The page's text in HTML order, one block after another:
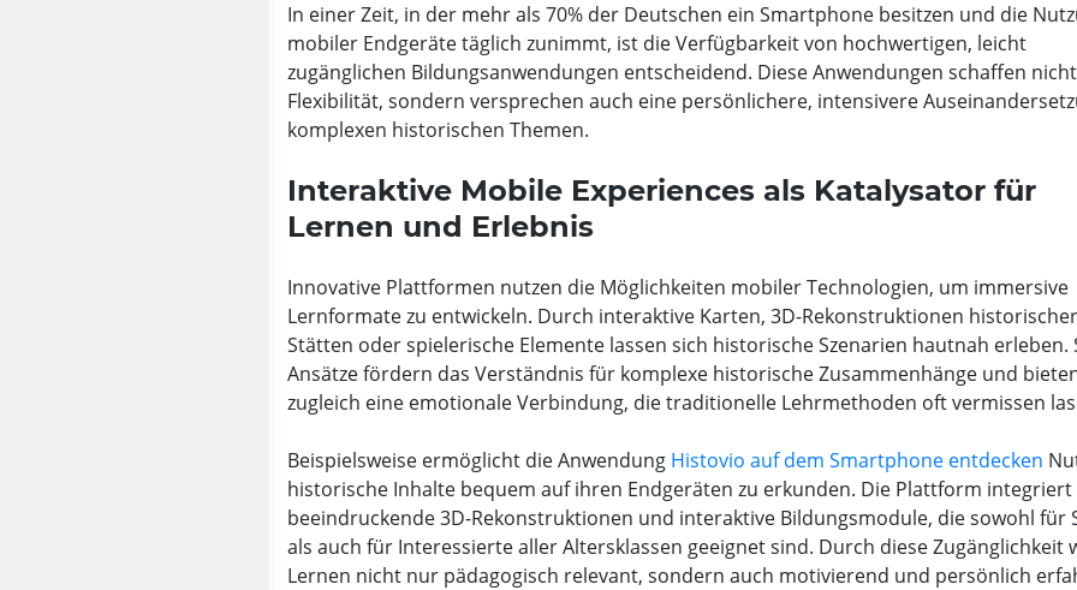
In einer Zeit, in der mehr als 70% der Deutschen ein Smartphone besitzen und die
mobiler Endgeräte täglich zunimmt, ist die Verfügbarkeit von hochwertigen, leicht
zugänglichen Bildungsanwendungen entscheidend. Diese Anwendungen schaffen
Flexibilität, sondern versprechen auch eine persönlichere, intensivere
komplexen historischen Themen.
Interaktive Mobile Experiences als Katalysator für
Lernen und Erlebnis
Innovative Plattformen nutzen die Möglichkeiten mobiler Technologien, um immersive
Lernformate zu entwickeln. Durch interaktive Karten, 3D-Rekonstruktionen historischer
Stätten oder spielerische Elemente lassen sich historische Szenarien hautnah erleben.
Ansätze fördern das Verständnis für komplexe historische Zusammenhänge und
zugleich eine emotionale Verbindung, die traditionelle Lehrmethoden oft vermissen
Beispielsweise ermöglicht die Anwendung Histovio auf dem Smartphone entdecken
historische Inhalte bequem auf ihren Endgeräten zu erkunden. Die Plattform integriert
beeindruckende 3D-Rekonstruktionen und interaktive Bildungsmodule, die sowohl für
als auch für Interessierte aller Altersklassen geeignet sind. Durch diese Zugänglichkeit
Lernen nicht nur pädagogisch relevant, sondern auch motivierend und persönlich